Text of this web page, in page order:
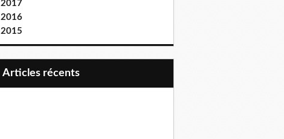
2017
2016
2015
articles récents